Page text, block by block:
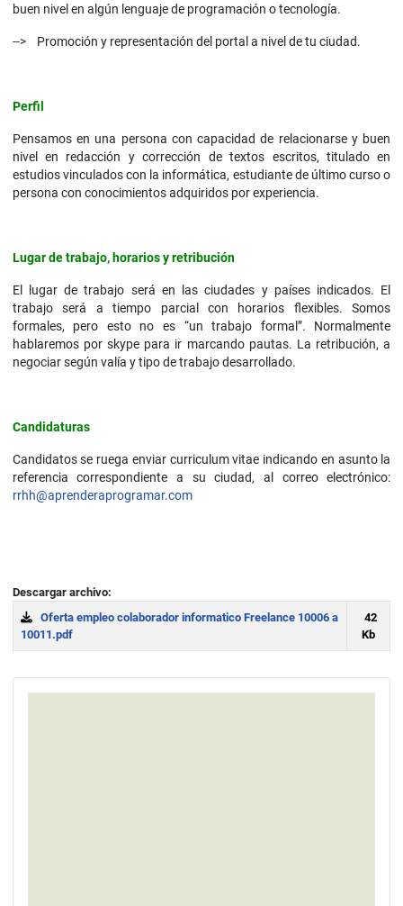
buen nivel en algún lenguaje de programación o tecnología.
--> Promoción y representación del portal a nivel de tu ciudad.
Perfil
Pensamos en una persona con capacidad de relacionarse y buen
nivel en redacción y corrección de textos escritos, titulado en
estudios vinculados con la informática, estudiante de último curso o
persona con conocimientos adquiridos por experiencia.
Lugar de trabajo, horarios y retribución
El lugar de trabajo será en las ciudades y países indicados. El
trabajo será a tiempo parcial con horarios flexibles. Somos
formales, pero esto no es “un trabajo formal”. Normalmente
hablaremos por skype para ir marcando pautas. La retribución, a
negociar según valía y tipo de trabajo desarrollado.
Candidaturas
Candidatos se ruega enviar curriculum vitae indicando en asunto la
referencia correspondiente a su ciudad, al correo electrónico:
rrhh@aprenderaprogramar.com
Descargar archivo:
Oferta empleo colaborador informatico Freelance 10006 a
10011.pdf
42
Kb